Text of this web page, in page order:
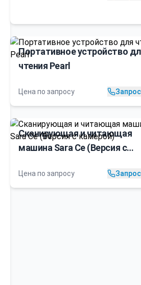
Портативное устройство
чтения Pearl
Цена по запросу
Сканирующая и читающая
машина Sara Ce (Версия с
Цена по запросу